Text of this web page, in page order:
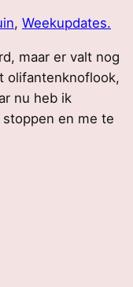
, Weekupdates.
maar er valt nog
olifantenknoflook,
nu heb ik
en me te